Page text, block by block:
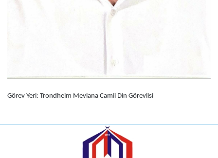
Görev Yeri: Trondheim Mevlana Camii Din Görevlisi